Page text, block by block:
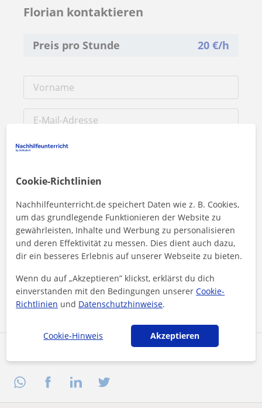
Florian kontaktieren
Preis pro Stunde 20€/h
Durch Klicken auf eine der beiden Schaltflächen stimmen Sie
unseremImpressumund unsererDatenschutzerklärungzu
Nachricht senden
Cookie-Richtlinien
Nachhilfeunterricht.de speichert Daten wie z. B. Cookies,
um das grundlegende Funktionieren der Website zu
gewährleisten, Inhalte und Werbung zu personalisieren
und deren Effektivität zu messen. Dies dient auch dazu,
dir ein besseres Erlebnis auf unserer Webseite zu bieten.
Wenn du auf „Akzeptieren” klickst, erklärst du dich
einverstanden mit den Bedingungen unsererCookie-
Richtlinien und Datenschutzhinweise.
Cookie-Hinweis Akzeptieren